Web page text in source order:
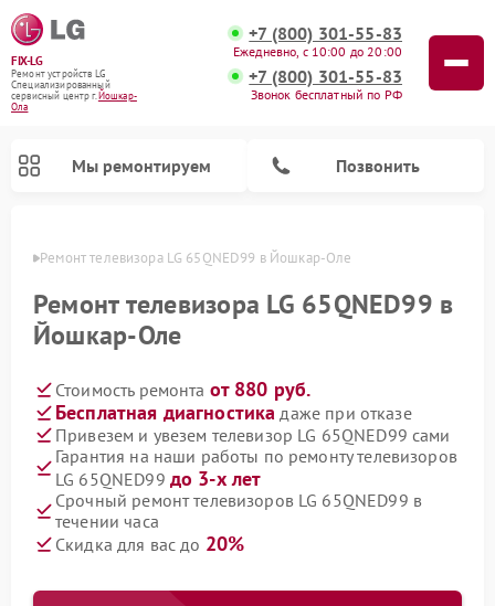
FIX-LG
Ремонт устройств LG
Специализированный
cервисный центр г.Йошкар-
Ола
+7 (800) 301-55-83
Ежедневно, с 10:00 до 20:00
+7 (800) 301-55-83
Звонок бесплатный по РФ
Мы ремонтируем Позвонить
Оле Ремонт телевизора LG 65QNED99 в Йошкар-Оле
Ремонт телевизора LG 65QNED99 в
Йошкар-Оле
Стоимость ремонта от 880 руб.
Бесплатная диагностика даже при отказе
Привезем и увезем телевизор LG 65QNED99 сами
Гарантия на наши работы по ремонту телевизоров
LG 65QNED99 до 3-х лет
Срочный ремонт телевизоров LG 65QNED99 в
течении часа
Скидка для вас до 20%